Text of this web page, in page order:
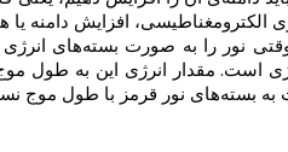
الکترومغناطیسی، افزایش
نور را به صورت بسته‌های
است. مقدار انرژی این به طول
بسته‌های نور قرمز با طول موج